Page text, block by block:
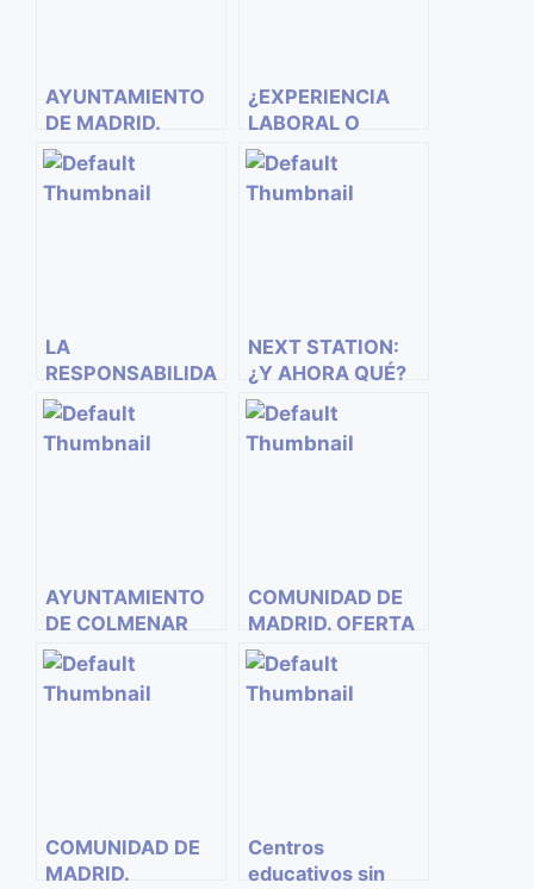
AYUNTAMIENTO
DE MADRID.
TRABAJADOR@S
SOCIALES SE
PONE EN MARCHA
¿EXPERIENCIA
LABORAL O
EXIGENCIA
LABORAL EN EL
TRABAJO
LA
RESPONSABILIDA
D SOCIAL
EMPRESARIAL Y
EL TRABAJO
NEXT STATION:
¿Y AHORA QUÉ?
AYUNTAMIENTO
DE COLMENAR
VIEJO CONVOCA
2 PLAZAS
TRABAJADORES
COMUNIDAD DE
MADRID. OFERTA
DE EMPLEO
PÚBLICO AÑO
2016
COMUNIDAD DE
MADRID.
Centros
educativos sin